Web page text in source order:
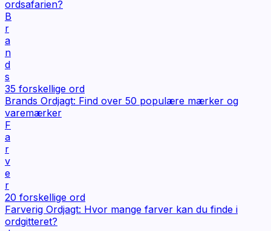
ordsafarien?
B
r
a
n
d
s
35 forskellige ord
Brands Ordjagt: Find over 50 populære mærker og
varemærker
F
a
r
v
e
r
20 forskellige ord
Farverig Ordjagt: Hvor mange farver kan du finde i
ordgitteret?